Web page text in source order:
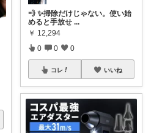
💨 ✨掃除だけじゃない。使い始
めると手放せ ...
￥ 12,294
0 0 0
コレ いいね